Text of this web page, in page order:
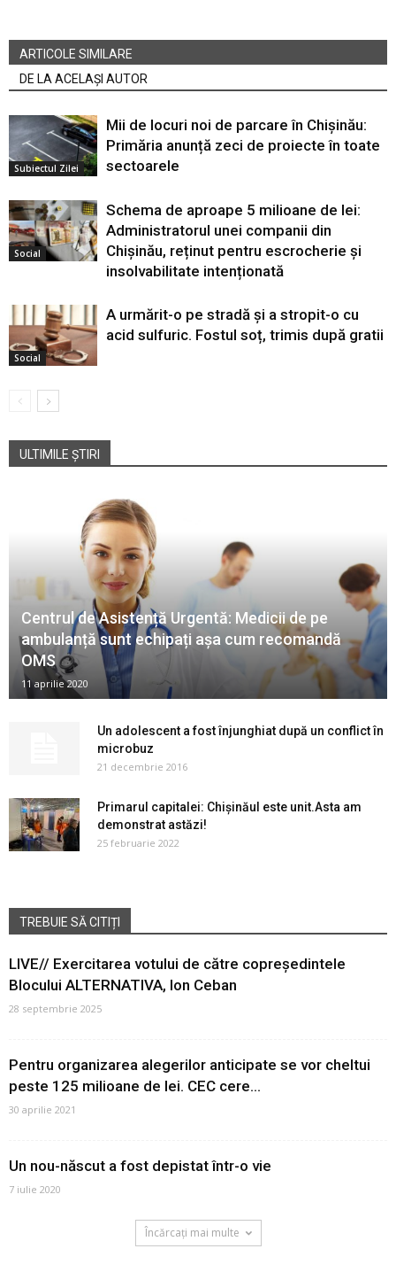
ARTICOLE SIMILARE
DE LA ACELAȘI AUTOR
Subiectul Zilei
Mii de locuri noi de parcare în Chișinău:
Primăria anunță zeci de proiecte în toate
sectoarele
Social
Schema de aproape 5 milioane de lei:
Administratorul unei companii din
Chișinău, reținut pentru escrocherie și
insolvabilitate intenționată
Social
A urmărit-o pe stradă și a stropit-o cu
acid sulfuric. Fostul soț, trimis după gratii
ULTIMILE ȘTIRI
Centrul de Asistență Urgentă: Medicii de pe
ambulanță sunt echipați așa cum recomandă
OMS
11 aprilie 2020
Un adolescent a fost înjunghiat după un conflict în
microbuz
21 decembrie 2016
Primarul capitalei: Chișinăul este unit.Asta am
demonstrat astăzi!
25 februarie 2022
TREBUIE SĂ CITIȚI
LIVE// Exercitarea votului de către copreședintele
Blocului ALTERNATIVA, Ion Ceban
28 septembrie 2025
Pentru organizarea alegerilor anticipate se vor cheltui
peste 125 milioane de lei. CEC cere...
30 aprilie 2021
Un nou-născut a fost depistat într-o vie
7 iulie 2020
Încărcați mai multe